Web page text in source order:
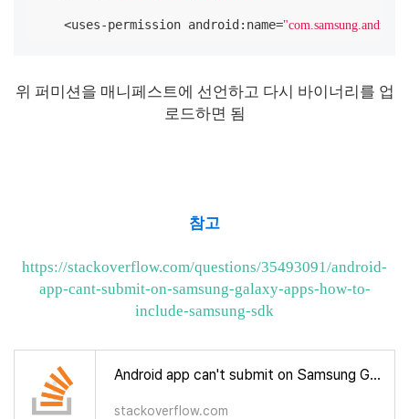
    <uses-permission android:name=
위 퍼미션을 매니페스트에 선언하고 다시 바이너리를 업
로드하면 됨
참고
https://stackoverflow.com/questions/35493091/android-
app-cant-submit-on-samsung-galaxy-apps-how-to-
include-samsung-sdk
Android app can't submit on Samsung Galaxy Apps (how to include Samsung SDK?)
stackoverflow.com